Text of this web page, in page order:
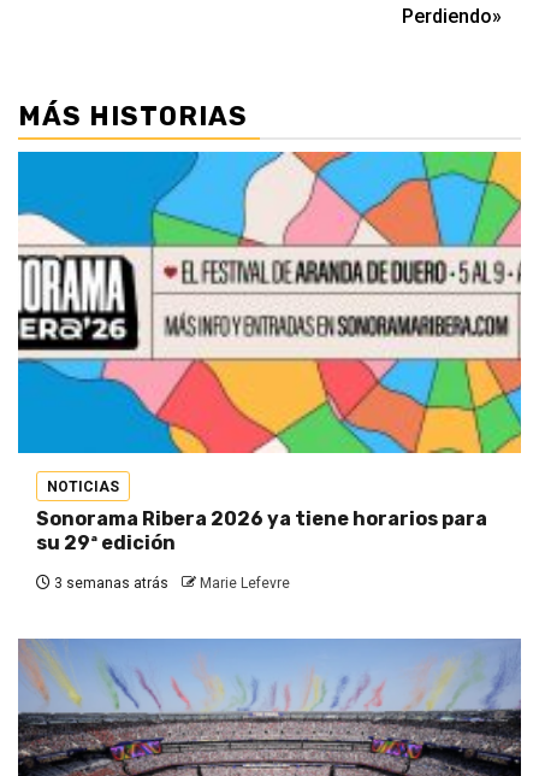
Perdiendo»
MÁS HISTORIAS
NOTICIAS
Sonorama Ribera 2026 ya tiene horarios para
su 29ª edición
3 semanas atrás Marie Lefevre